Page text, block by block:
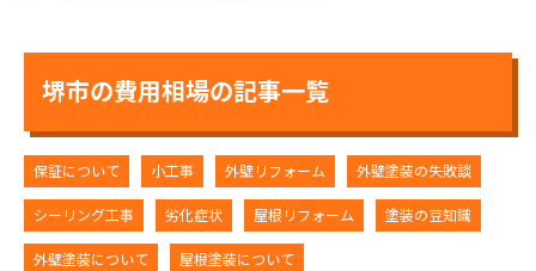
堺市の費用相場の記事一覧
保証について 小工事 外壁リフォーム 外壁塗装の失敗談
シーリング工事 劣化症状 屋根リフォーム 塗装の豆知識
外壁塗装について 屋根塗装について